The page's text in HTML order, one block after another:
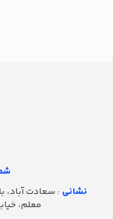
نشانی : سعادت آباد،
معلم، خیابان